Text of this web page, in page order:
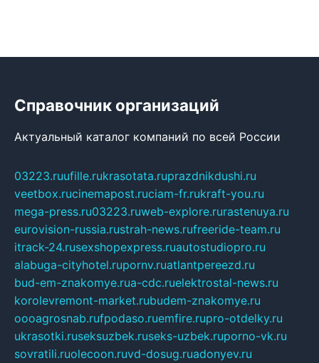
Справочник организаций
Актуальный каталог компаний по всей России
03223.ruufille.rukrasotata.ruprazdnikdushi.ru
veetbox.rucinemapost.ruciam-fr.rukraft-you.ru
mega-press.ru03223.ruweb-explore.rurastenuya.ru
eurovision-russia.rustrah-news.rufreeride-team.ru
itrack-24.rusexshopexpress.ruautostudiopro.ru
alabuga-cityhotel.rupornv.ruatlantpereezd.ru
bud-em-znakomye.rua-cdc.ruelektrostal-news.ru
korolevremont-market.rubudem-znakomye.ru
oooagrosnab.rufpodaso.ruemfire.rupro-otdelky.ru
ukrasotki.ruseksuzbek.ruseks-uzbek.ruporno-vk.ru
sovratili.ruolecoon.ruvd-dosug.ruadonyev.ru